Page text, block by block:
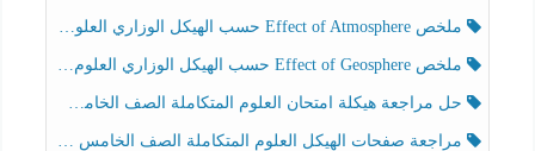
ملخص Effect of Atmosphere حسب الهيكل الوزاري العلوم المتكاملة الصف الخامس انسبير الفصل الثالث
ملخص Effect of Geosphere حسب الهيكل الوزاري العلوم المتكاملة الصف الخامس انسبير الفصل الثالث
حل مراجعة هيكلة امتحان العلوم المتكاملة الصف الخامس عام الفصل الثالث
مراجعة صفحات الهيكل العلوم المتكاملة الصف الخامس انسبير الفصل الثالث